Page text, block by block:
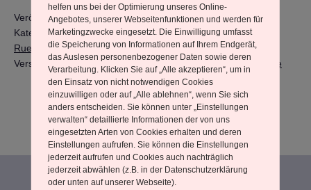
Veröffentlicht am 13. Juli 2025
Kategorisiert alsAlltag und Integration,Aus meinem Leben
Rueckblicke
Verschlagwortet mitJuni,Munay Ki,Nordsee Sommer Sonne
helfen uns bei der Optimierung unseres Online-
Angebotes, unserer Webseitenfunktionen und werden für
Marketingzwecke eingesetzt. Die Einwilligung umfasst
die Speicherung von Informationen auf Ihrem Endgerät,
das Auslesen personenbezogener Daten sowie deren
Verarbeitung. Klicken Sie auf „Alle akzeptieren“, um in
den Einsatz von nicht notwendigen Cookies
einzuwilligen oder auf „Alle ablehnen“, wenn Sie sich
anders entscheiden. Sie können unter „Einstellungen
verwalten“ detaillierte Informationen der von uns
eingesetzten Arten von Cookies erhalten und deren
Einstellungen aufrufen. Sie können die Einstellungen
jederzeit aufrufen und Cookies auch nachträglich
jederzeit abwählen (z.B. in der Datenschutzerklärung
oder unten auf unserer Webseite).